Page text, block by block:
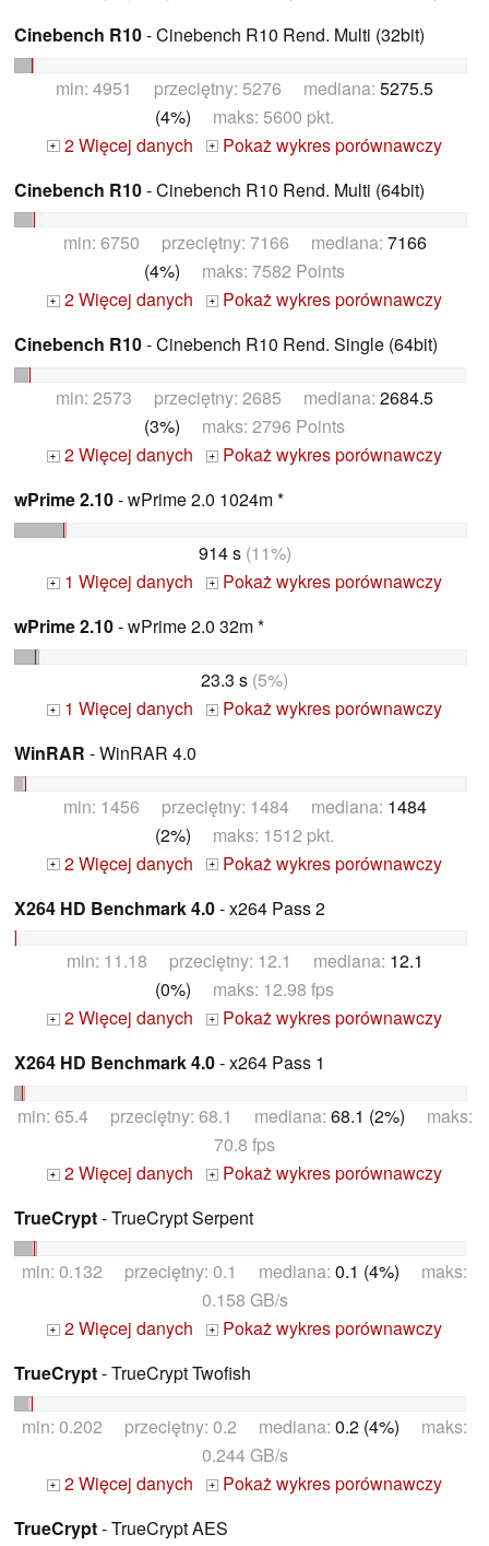
Cinebench R10- Cinebench R10 Rend. Multi (32bit)
min: 4951 przeciętny: 5276 mediana: 5275.5
(4%) maks: 5600 pkt.
+ 2 Więcej danych +
Pokaż wykres porównawczy
Cinebench R10- Cinebench R10 Rend. Multi (64bit)
min: 6750 przeciętny: 7166 mediana: 7166
(4%) maks: 7582 Points
+ 2 Więcej danych +
Pokaż wykres porównawczy
Cinebench R10- Cinebench R10 Rend. Single (64bit)
min: 2573 przeciętny: 2685 mediana: 2684.5
(3%) maks: 2796 Points
+ 2 Więcej danych +
Pokaż wykres porównawczy
wPrime 2.10- wPrime 2.0 1024m *
914 s(11%)
+ 1 Więcej danych +
Pokaż wykres porównawczy
wPrime 2.10- wPrime 2.0 32m *
23.3 s (5%)
+ 1 Więcej danych +
Pokaż wykres porównawczy
WinRAR - WinRAR 4.0
min: 1456 przeciętny: 1484 mediana: 1484
(2%) maks: 1512 pkt.
+ 2 Więcej danych +
Pokaż wykres porównawczy
X264 HD Benchmark 4.0- x264 Pass 2
min: 11.18 przeciętny: 12.1 mediana: 12.1
(0%) maks: 12.98 fps
+ 2 Więcej danych +
Pokaż wykres porównawczy
X264 HD Benchmark 4.0- x264 Pass 1
min: 65.4 przeciętny: 68.1 mediana: 68.1 (2%) maks:
70.8 fps
+ 2 Więcej danych +
Pokaż wykres porównawczy
TrueCrypt- TrueCrypt Serpent
min: 0.132 przeciętny: 0.1 mediana: 0.1 (4%) maks:
0.158 GB/s
+ 2 Więcej danych +
Pokaż wykres porównawczy
TrueCrypt- TrueCrypt Twofish
min: 0.202 przeciętny: 0.2 mediana: 0.2 (4%) maks:
0.244 GB/s
+ 2 Więcej danych +
Pokaż wykres porównawczy
TrueCrypt- TrueCrypt AES